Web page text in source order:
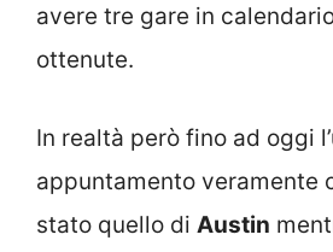
avere tre gare in
ottenute.
In realtà però fino ad oggi
appuntamento veramente
stato quello di Austin